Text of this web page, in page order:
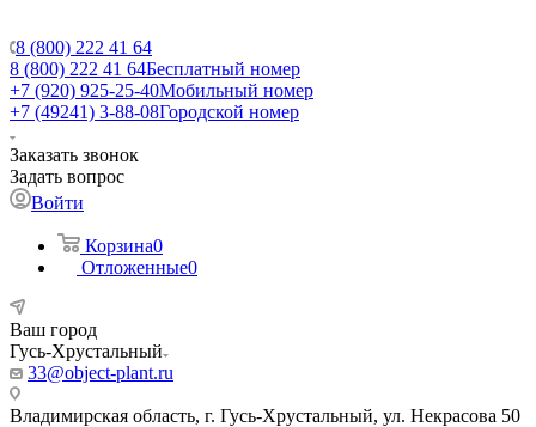
8 (800) 222 41 64
8 (800) 222 41 64Бесплатный номер
+7 (920) 925-25-40Мобильный номер
+7 (49241) 3-88-08Городской номер
Заказать звонок
Задать вопрос
Войти
Корзина0
Отложенные0
Ваш город
Гусь-Хрустальный
33@object-plant.ru
Владимирская область, г. Гусь-Хрустальный, ул. Некрасова 50